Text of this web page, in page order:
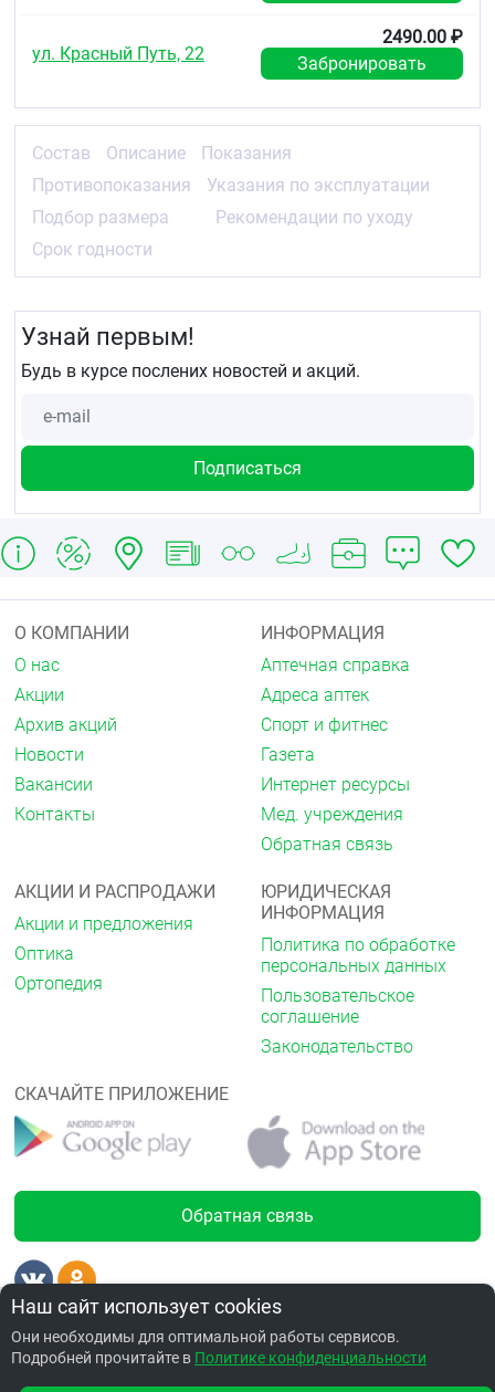
от 1038.25 ₽
Забронировать по адресу Завертяева,23/4
ул. Красный Путь, 22
2490.00 ₽
Забронировать
Состав Описание
Показания
Противопоказания
Указания по эксплуатации
Подбор размера
Рекомендации по уходу
Срок годности
Узнай первым!
Будь в курсе послених новостей и акций.
О КОМПАНИИ
О нас
Акции
Архив акций
Новости
Вакансии
Контакты
ИНФОРМАЦИЯ
Аптечная справка
Адреса аптек
Спорт и фитнес
Газета
Интернет ресурсы
Мед. учреждения
Обратная связь
АКЦИИ И РАСПРОДАЖИ
Акции и предложения
Оптика
Ортопедия
ЮРИДИЧЕСКАЯ
ИНФОРМАЦИЯ
Политика по обработке
персональных данных
Пользовательское
соглашение
Законодательство
СКАЧАЙТЕ ПРИЛОЖЕНИЕ
Обратная связь
Лицензии
Наш сайт использует cookies
Они необходимы для оптимальной работы сервисов.
Подробней прочитайте в Политике конфиденциальности